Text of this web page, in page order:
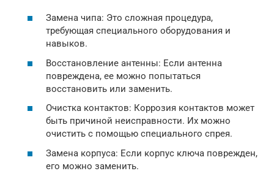
Замена чипа: Это сложная процедура,
требующая специального оборудования и
навыков.
Восстановление антенны: Если антенна
повреждена, ее можно попытаться
восстановить или заменить.
Очистка контактов: Коррозия контактов может
быть причиной неисправности. Их можно
очистить с помощью специального спрея.
Замена корпуса: Если корпус ключа поврежден,
его можно заменить.